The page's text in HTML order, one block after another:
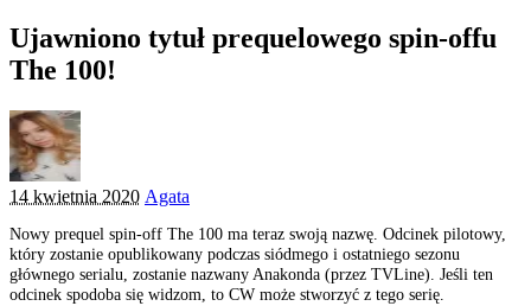
Ujawniono tytuł prequelowego spin-offu
The 100!
14 kwietnia 2020 Posted
Agata
Nowy prequel spin-off The 100 ma teraz swoją nazwę. Odcinek pilotowy,
który zostanie opublikowany podczas siódmego i ostatniego sezonu
głównego serialu, zostanie nazwany Anakonda (przez TVLine). Jeśli ten
odcinek spodoba się widzom, to CW może stworzyć z tego serię.